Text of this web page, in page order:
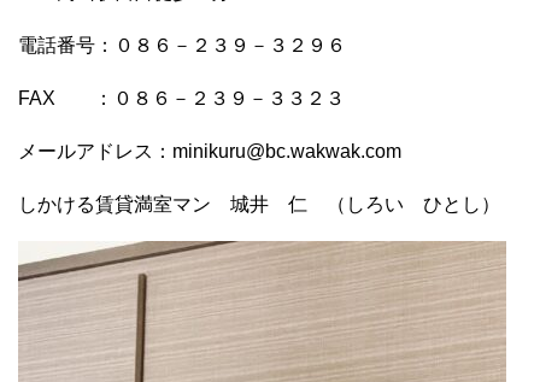
電話番号：０８６－２３９－３２９６
FAX ：０８６－２３９－３３２３
メールアドレス：minikuru@bc.wakwak.com
しかける賃貸満室マン 城井 仁 （しろい ひとし）